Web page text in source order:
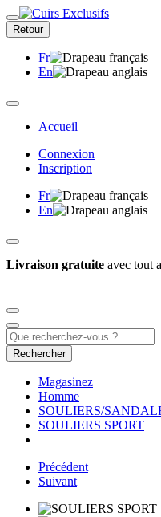
Retour
Fr
En
Accueil
Connexion
Inscription
Fr
En
Livraison gratuite avec tout
Rechercher
Magasinez
Homme
SOULIERS/
SOULIERS SPORT
Précédent
Suivant